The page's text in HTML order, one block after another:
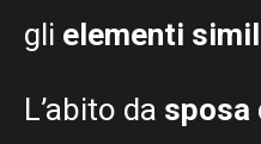
gli elementi
L’abito da sposa